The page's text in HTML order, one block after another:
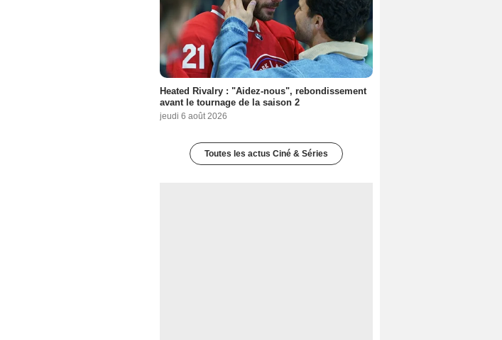
Heated Rivalry : "Aidez-nous", rebondissement
avant le tournage de la saison 2
jeudi 6 août 2026
Toutes les actus Ciné & Séries